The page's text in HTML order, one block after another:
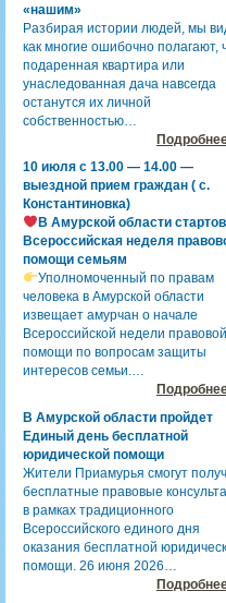
«нашим»
Разбирая истории людей, мы
как многие ошибочно полагают,
подаренная квартира или
унаследованная дача навсегда
останутся их личной
собственностью…
10 июля с 13.00 — 14.00 —
выездной прием граждан ( с.
Константиновка)
В Амурской области
Всероссийская неделя
помощи семьям
Уполномоченный по правам
человека в Амурской области
извещает амурчан о начале
Всероссийской недели правовой
помощи по вопросам защиты
интересов семьи.…
В Амурской области пройдет
Единый день бесплатной
юридической помощи
Жители Приамурья смогут
бесплатные правовые
в рамках традиционного
Всероссийского единого дня
оказания бесплатной
помощи. 26 июня 2026…